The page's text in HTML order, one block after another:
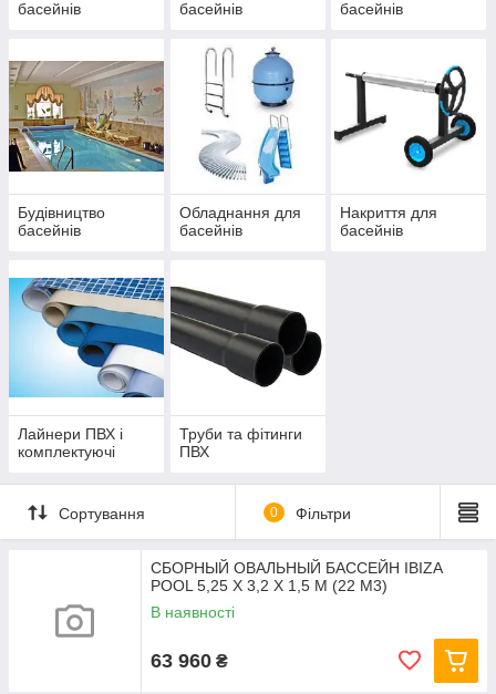
басейнів
басейнів
басейнів
Будівництво
басейнів
Обладнання для
басейнів
Накриття для
басейнів
Лайнери ПВХ і
комплектуючі
Труби та фітинги
ПВХ
Сортування 0 Фільтри
СБОРНЫЙ ОВАЛЬНЫЙ БАССЕЙН IBIZA
POOL 5,25 Х 3,2 Х 1,5 М (22 М3)
В наявності
63 960 ₴